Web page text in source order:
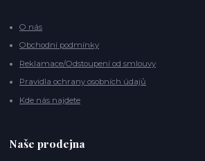
O nás
Obchodní podmínky
Reklamace/Odstoupení od smlouvy
Pravidla ochrany osobních údajů
Kde nás najdete
Naše prodejna